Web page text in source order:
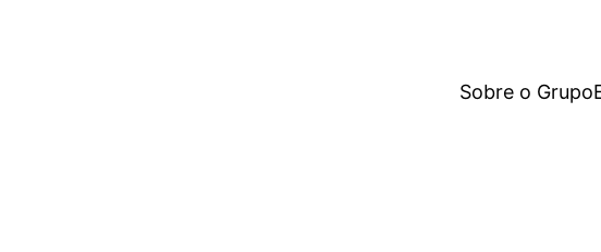
Sobre o Grupo